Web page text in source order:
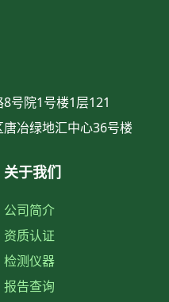
号院1号楼1层121
冶绿地汇中心36号楼
关于我们
公司简介
资质认证
检测仪器
报告查询